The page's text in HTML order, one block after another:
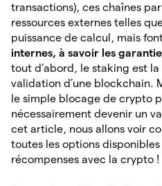
transactions), ces chaînes
ressources externes telles
puissance de calcul, mais
internes, à savoir les
tout d’abord, le staking est
validation d’une blockchain.
le simple blocage de crypto
nécessairement devenir un
cet article, nous allons voir
toutes les options
récompenses avec la crypto !